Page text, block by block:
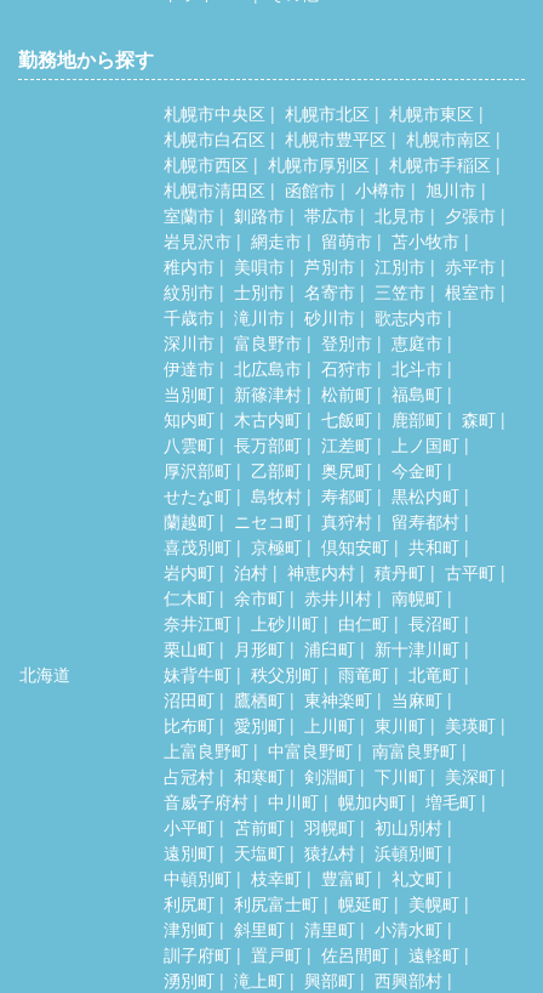
勤務地から探す
北海道
札幌市中央区 札幌市北区
札幌市東区
札幌市白石区
札幌市豊平区
札幌市南区
札幌市西区
札幌市厚別区
札幌市手稲区
札幌市清田区
函館市 小樽市
旭川市
室蘭市
釧路市 帯広市 北見市
夕張市
岩見沢市
網走市 留萌市
苫小牧市
稚内市
美唄市 芦別市 江別市
赤平市
紋別市
士別市 名寄市 三笠市
根室市
千歳市
滝川市 砂川市
歌志内市
深川市
富良野市 登別市
恵庭市
伊達市
北広島市 石狩市
北斗市
当別町
新篠津村 松前町
福島町
知内町
木古内町 七飯町 鹿部町
森町
八雲町
長万部町 江差町
上ノ国町
厚沢部町
乙部町 奥尻町
今金町
せたな町
島牧村 寿都町
黒松内町
蘭越町
ニセコ町 真狩村
留寿都村
喜茂別町
京極町 倶知安町
共和町
岩内町
泊村 神恵内村 積丹町
古平町
仁木町
余市町 赤井川村
南幌町
奈井江町
上砂川町 由仁町
長沼町
栗山町
月形町 浦臼町
新十津川町
妹背牛町
秩父別町 雨竜町
北竜町
沼田町
鷹栖町 東神楽町
当麻町
比布町
愛別町 上川町 東川町
美瑛町
上富良野町
中富良野町
南富良野町
占冠村
和寒町 剣淵町 下川町
美深町
音威子府村
中川町 幌加内町
増毛町
小平町
苫前町 羽幌町
初山別村
遠別町
天塩町 猿払村
浜頓別町
中頓別町
枝幸町 豊富町
礼文町
利尻町
利尻富士町 幌延町
美幌町
津別町
斜里町 清里町
小清水町
訓子府町
置戸町 佐呂間町
遠軽町
湧別町
滝上町 興部町
西興部村